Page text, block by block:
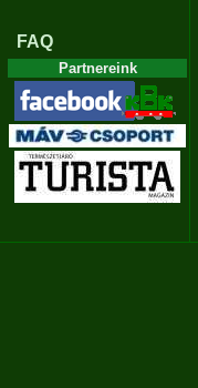
FAQ
Partnereink